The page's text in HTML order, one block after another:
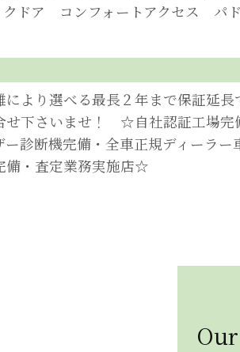
ドア コンフォートアクセス パ
より選べる最長２年まで保証延長
せ下さいませ！ ☆自社認証工場完
診断機完備・全車正規ディーラー
備・査定業務実施店☆